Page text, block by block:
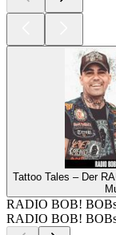
Tattoo Tales – Der
RADIO BOB!
RADIO BOB!